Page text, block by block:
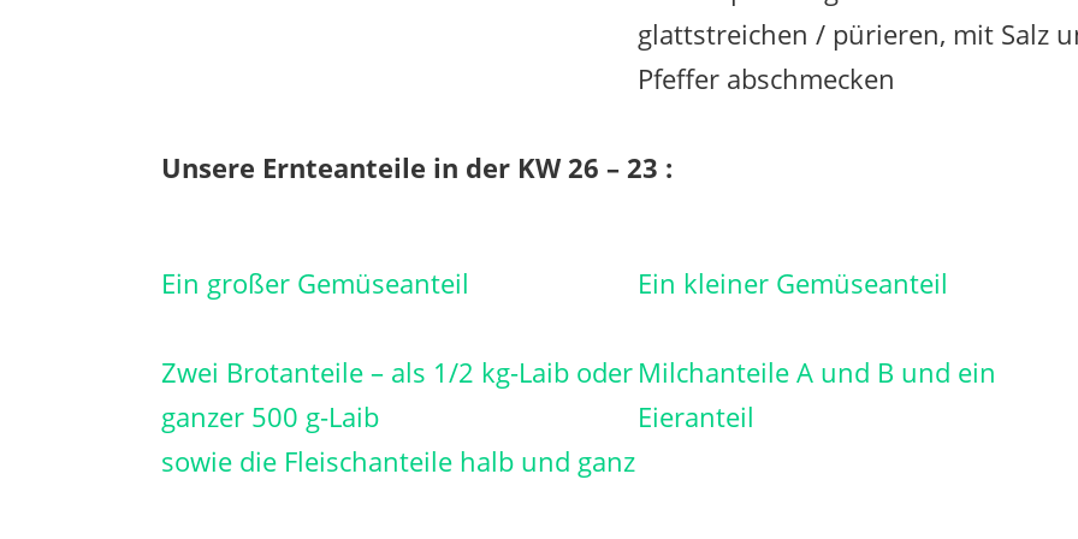
glattstreichen / pürieren, mit Salz
Pfeffer abschmecken
Unsere Ernteanteile in der KW 26 – 23 :
Ein großer Gemüseanteil Ein kleiner Gemüseanteil
Zwei Brotanteile – als 1/2 kg-Laib oder
ganzer 500 g-Laib
sowie die Fleischanteile halb und ganz
Milchanteile A und B und ein
Eieranteil